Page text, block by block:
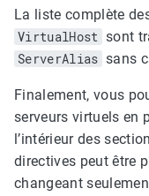
La liste complète
VirtualHost sont
ServerAlias sans
Finalement, vous
serveurs virtuels en
l’intérieur des
directives peut être
changeant